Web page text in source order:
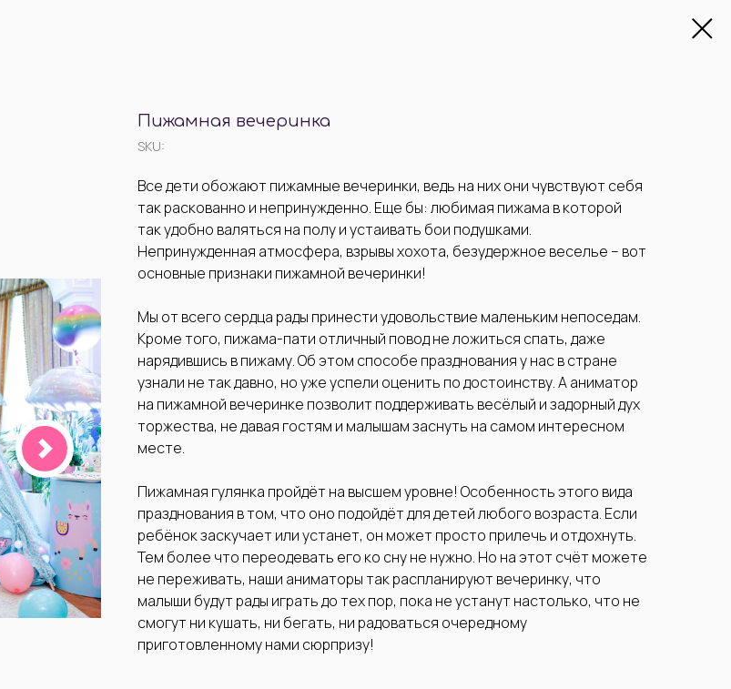
Пижамная вечеринка
SKU:
Все дети обожают пижамные вечеринки, ведь на них они чувствуют себя
так раскованно и непринужденно. Еще бы: любимая пижама в которой
так удобно валяться на полу и устаивать бои подушками.
Непринужденная атмосфера, взрывы хохота, безудержное веселье – вот
основные признаки пижамной вечеринки!
Мы от всего сердца рады принести удовольствие маленьким непоседам.
Кроме того, пижама-пати отличный повод не ложиться спать, даже
нарядившись в пижаму. Об этом способе празднования у нас в стране
узнали не так давно, но уже успели оценить по достоинству. А аниматор
на пижамной вечеринке позволит поддерживать весёлый и задорный дух
торжества, не давая гостям и малышам заснуть на самом интересном
месте.
Пижамная гулянка пройдёт на высшем уровне! Особенность этого вида
празднования в том, что оно подойдёт для детей любого возраста. Если
ребёнок заскучает или устанет, он может просто прилечь и отдохнуть.
Тем более что переодевать его ко сну не нужно. Но на этот счёт можете
не переживать, наши аниматоры так распланируют вечеринку, что
малыши будут рады играть до тех пор, пока не устанут настолько, что не
смогут ни кушать, ни бегать, ни радоваться очередному
приготовленному нами сюрпризу!